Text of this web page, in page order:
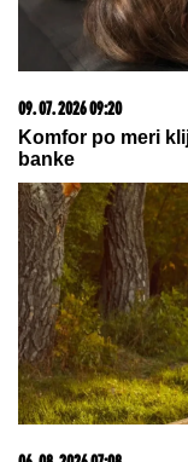
MAĐAR SE
građanima